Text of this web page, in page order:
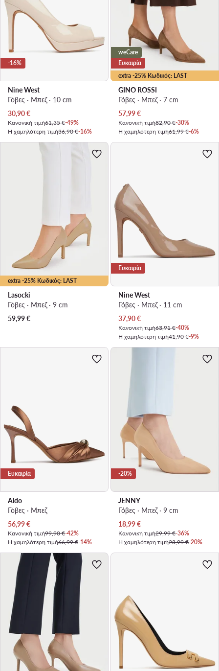
-16%
Nine West
Γόβες · Μπεζ · 10 cm
Τρέχουσα τιμή
30,90€
Κανονική τιμή61,35 €-49%
Η χαμηλότερη τιμή36,90 €-16%
extra -25% Κωδικός: LAST
weCare
Ευκαιρία
GINO ROSSI
Γόβες · Μπεζ · 7 cm
Τρέχουσα τιμή
57,99€
Κανονική τιμή82,90 €-30%
Η χαμηλότερη τιμή61,99 €-6%
extra -25% Κωδικός: LAST
Lasocki
Γόβες · Μπεζ · 9 cm
59,99€
Ευκαιρία
Nine West
Γόβες · Μπεζ · 11 cm
Τρέχουσα τιμή
37,90€
Κανονική τιμή63,91 €-40%
Η χαμηλότερη τιμή41,90 €-9%
Ευκαιρία
Aldo
Γόβες · Μπεζ
Τρέχουσα τιμή
56,99€
Κανονική τιμή99,90 €-42%
Η χαμηλότερη τιμή66,99 €-14%
-20%
JENNY
Γόβες · Μπεζ · 9 cm
Τρέχουσα τιμή
18,99€
Κανονική τιμή29,99 €-36%
Η χαμηλότερη τιμή23,99 €-20%